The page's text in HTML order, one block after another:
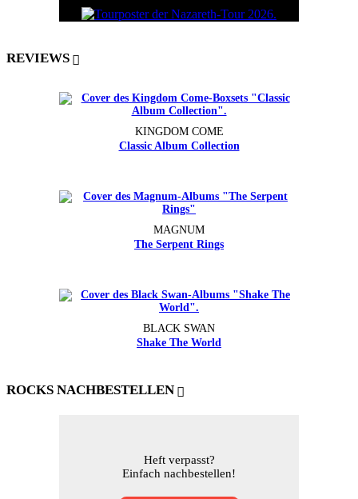
REVIEWS
KINGDOM COME
Classic Album Collection
MAGNUM
The Serpent Rings
BLACK SWAN
Shake The World
ROCKS NACHBESTELLEN
Heft verpasst?
Einfach nachbestellen!